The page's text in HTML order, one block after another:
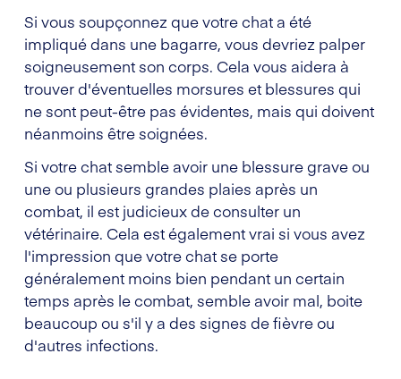
Si vous soupçonnez que votre chat a été
impliqué dans une bagarre, vous devriez palper
soigneusement son corps. Cela vous aidera à
trouver d'éventuelles morsures et blessures qui
ne sont peut-être pas évidentes, mais qui doivent
néanmoins être soignées.
Si votre chat semble avoir une blessure grave ou
une ou plusieurs grandes plaies après un
combat, il est judicieux de consulter un
vétérinaire. Cela est également vrai si vous avez
l'impression que votre chat se porte
généralement moins bien pendant un certain
temps après le combat, semble avoir mal, boite
beaucoup ou s'il y a des signes de fièvre ou
d'autres infections.